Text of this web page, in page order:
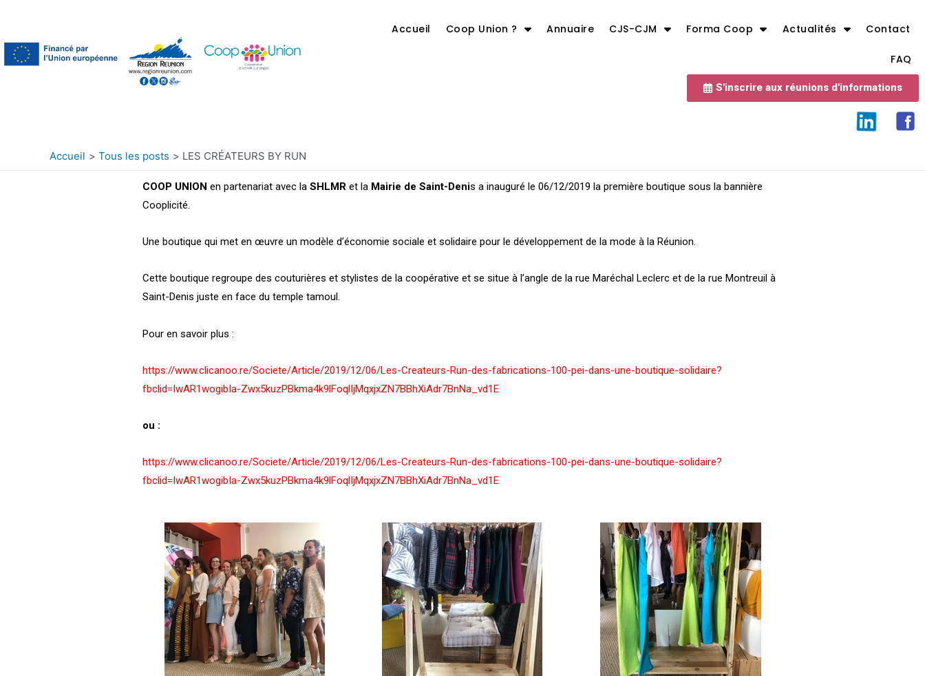
Accueil Coop Union ? Annuaire CJS-CJM Forma Coop Actualités Contact
FAQ
S'inscrire aux réunions d'informations
Accueil Tous les posts LES CRÉATEURS BY RUN
COOP UNION en partenariat avec la SHLMR et la Mairie de Saint-Denis a inauguré le 06/12/2019 la première boutique sous la bannière
Cooplicité.
​Une boutique qui met en œuvre un modèle d’économie sociale et solidaire pour le développement de la mode à la Réunion.
Cette boutique regroupe des couturières et stylistes de la coopérative et se situe à l’angle de la rue Maréchal Leclerc et de la rue Montreuil à
Saint-Denis juste en face du temple tamoul.
Pour en savoir plus :
https://www.clicanoo.re/Societe/Article/2019/12/06/Les-Createurs-Run-des-fabrications-100-pei-dans-une-boutique-solidaire?
fbclid=IwAR1wogibIa-Zwx5kuzPBkma4k9lFoqlIjMqxjxZN7BBhXiAdr7BnNa_vd1E
ou :
https://www.clicanoo.re/Societe/Article/2019/12/06/Les-Createurs-Run-des-fabrications-100-pei-dans-une-boutique-solidaire?
fbclid=IwAR1wogibIa-Zwx5kuzPBkma4k9lFoqlIjMqxjxZN7BBhXiAdr7BnNa_vd1E